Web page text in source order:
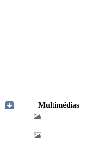
Multimédias